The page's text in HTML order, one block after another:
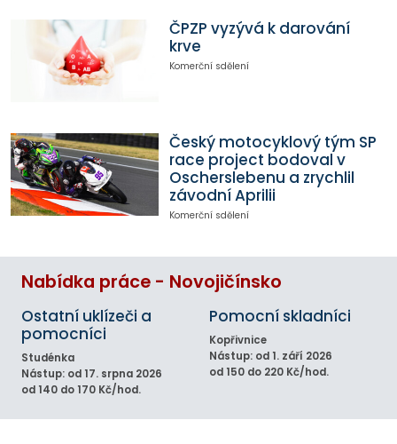
ČPZP vyzývá k darování
krve
Komerční sdělení
Český motocyklový tým SP
race project bodoval v
Oscherslebenu a zrychlil
závodní Aprilii
Komerční sdělení
Nabídka práce - Novojičínsko
Ostatní uklízeči a
pomocníci
Studénka
Nástup: od 17. srpna 2026
od 140 do 170 Kč/hod.
Pomocní skladníci
Kopřivnice
Nástup: od 1. září 2026
od 150 do 220 Kč/hod.